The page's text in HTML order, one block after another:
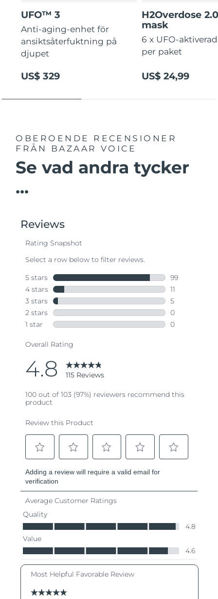
UFO™ 3
Anti-aging-enhet för
ansiktsåterfuktning på
djupet
US$ 329
H2Overdose
mask
6 x UFO-
per paket
US$ 24,99
OBEROENDE RECENSIONER
FRÅN BAZAAR VOICE
Se vad andra tycker
...